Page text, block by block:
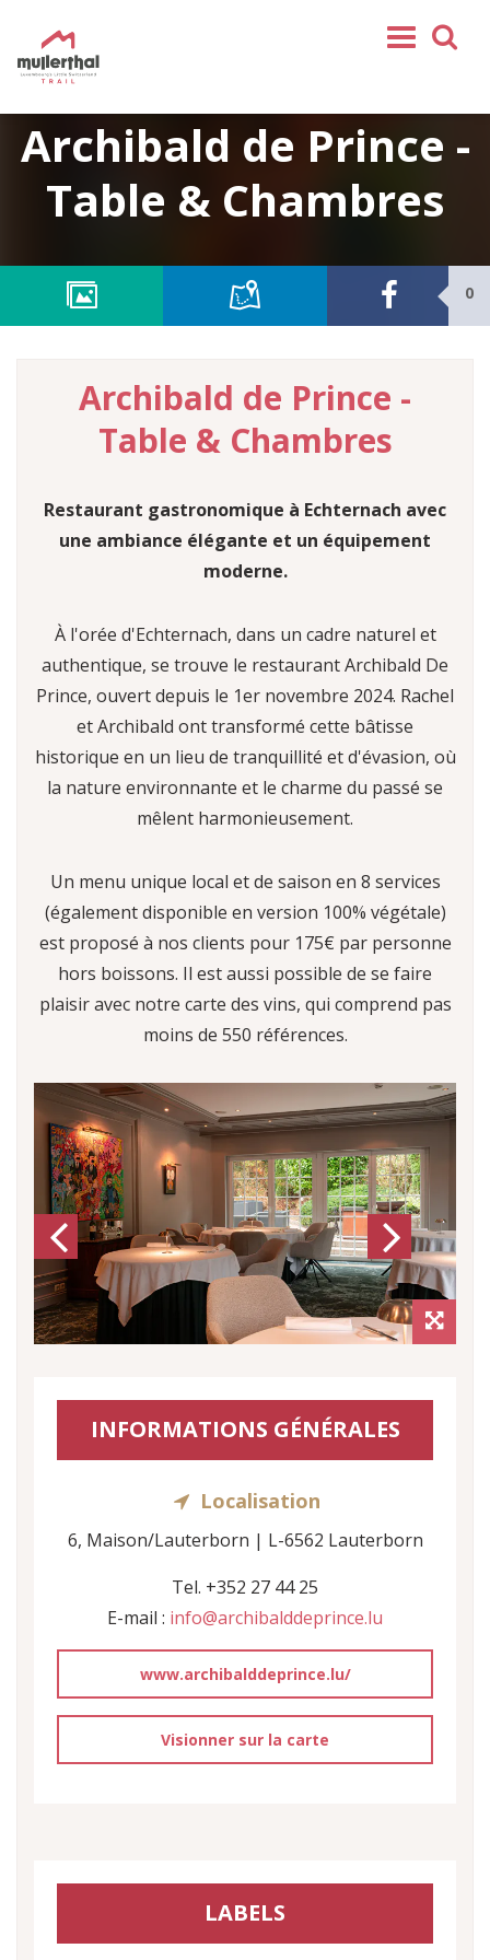
Mullerthal Trail
Tours
REJOIGNEZ-NOUS
Archibald de Prince -
Table & Chambres
0
Archibald de Prince -
Table & Chambres
Restaurant gastronomique à Echternach avec
une ambiance élégante et un équipement
moderne.
À l'orée d'Echternach, dans un cadre naturel et
authentique, se trouve le restaurant Archibald De
Prince, ouvert depuis le 1er novembre 2024. Rachel
et Archibald ont transformé cette bâtisse
historique en un lieu de tranquillité et d'évasion, où
la nature environnante et le charme du passé se
mêlent harmonieusement.
Un menu unique local et de saison en 8 services
(également disponible en version 100% végétale)
est proposé à nos clients pour 175€ par personne
hors boissons. Il est aussi possible de se faire
plaisir avec notre carte des vins, qui comprend pas
moins de 550 références.
Previous Next
INFORMATIONS GÉNÉRALES
Localisation
6, Maison/Lauterborn | L-6562 Lauterborn
Tel. +352 27 44 25
E-mail : info@archibalddeprince.lu
www.archibalddeprince.lu/
Visionner sur la carte
LABELS